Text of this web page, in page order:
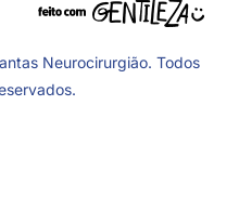
Neurocirurgião. Todos